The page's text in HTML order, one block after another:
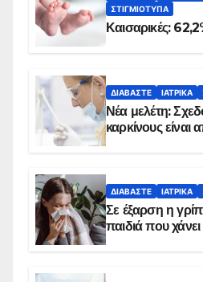
ΣΤΙΓΜΙΌΤΥΠΑ
Καισαρικές:
ΔΙΑΒΆΣΤΕ ΙΑΤΡΙΚΆ
Νέα μελέτη:
καρκίνους είναι
ΔΙΑΒΆΣΤΕ ΙΑΤΡΙΚΆ
Σε έξαρση η
παιδιά που